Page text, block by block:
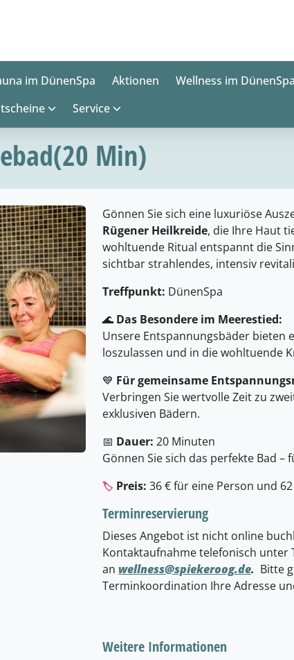
im DünenSpa Aktionen Wellness im DünenSpa
Service
Min)
Gönnen Sie sich eine luxuriöse
Rügener Heilkreide, die Ihre Haut
wohltuende Ritual entspannt die
sichtbar strahlendes, intensiv
Treffpunkt: DünenSpa
🌊 Das Besondere im Meerestied:
Unsere Entspannungsbäder bieten
loszulassen und in die wohltuende
💙 Für gemeinsame
Verbringen Sie wertvolle Zeit zu
exklusiven Bädern.
📅 Dauer: 20 Minuten
Gönnen Sie sich das perfekte Bad
🏷️ Preis: 36 € für eine Person und
Terminreservierung
Dieses Angebot ist nicht online
Kontaktaufnahme telefonisch unter
an wellness@spiekeroog.de. Bitte
Terminkoordination Ihre Adresse
Weitere Informationen